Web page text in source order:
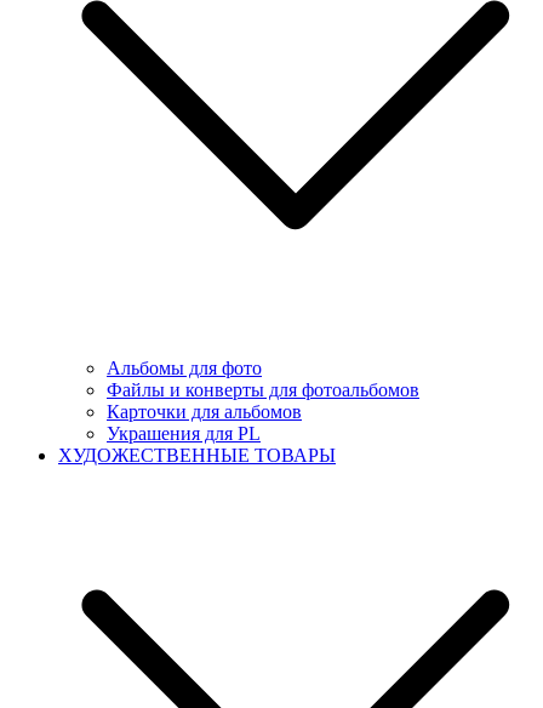
Альбомы для фото
Файлы и конверты для фотоальбомов
Карточки для альбомов
Украшения для PL
ХУДОЖЕСТВЕННЫЕ ТОВАРЫ